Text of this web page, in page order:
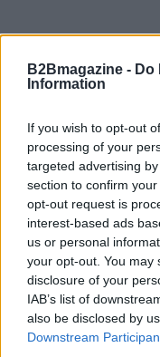
B2Bmagazine - Do
Information
If you wish to opt-out
processing of your
targeted advertising
section to confirm
opt-out request is
interest-based ads
us or personal
your opt-out. You may
disclosure of your
IAB’s list of
also be disclosed by
Downstream
AUTORE
della
Palermo,
economia,
conserva
delle